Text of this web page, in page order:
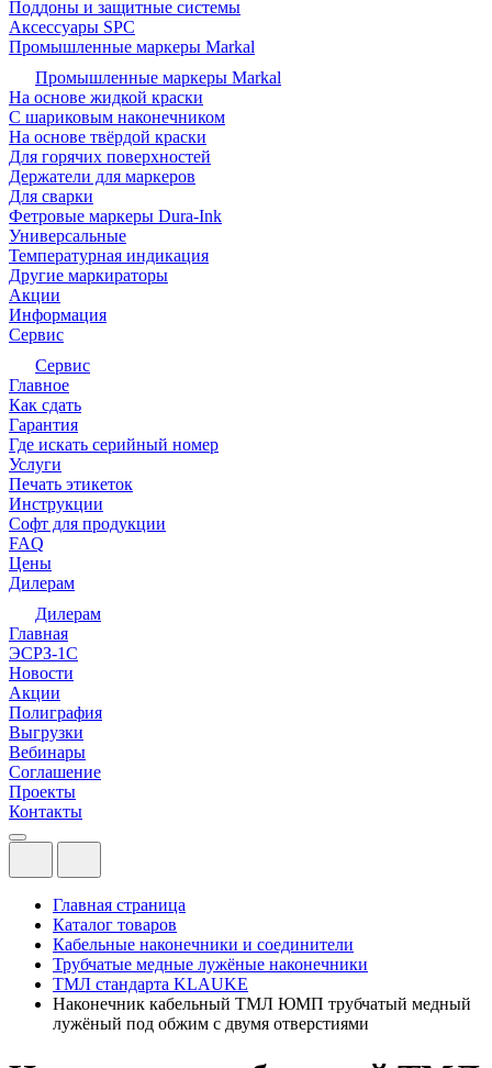
Поддоны и защитные системы
Аксессуары SPC
Промышленные маркеры Markal
Промышленные маркеры Markal
На основе жидкой краски
С шариковым наконечником
На основе твёрдой краски
Для горячих поверхностей
Держатели для маркеров
Для сварки
Фетровые маркеры Dura-Ink
Универсальные
Температурная индикация
Другие маркираторы
Акции
Информация
Сервис
Сервис
Главное
Как сдать
Гарантия
Где искать серийный номер
Услуги
Печать этикеток
Инструкции
Софт для продукции
FAQ
Цены
Дилерам
Дилерам
Главная
ЭСРЗ-1С
Новости
Акции
Полиграфия
Выгрузки
Вебинары
Соглашение
Проекты
Контакты
Главная страница
Каталог товаров
Кабельные наконечники и соединители
Трубчатые медные лужёные наконечники
ТМЛ стандарта KLAUKE
Наконечник кабельный ТМЛ ЮМП трубчатый медный
лужёный под обжим с двумя отверстиями